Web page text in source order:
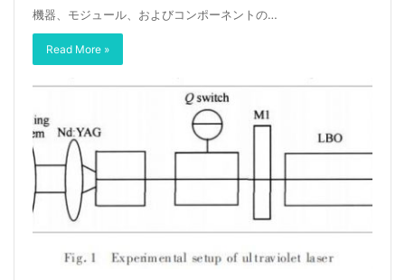
機器、モジュール、およびコンポーネントの…
Read More »